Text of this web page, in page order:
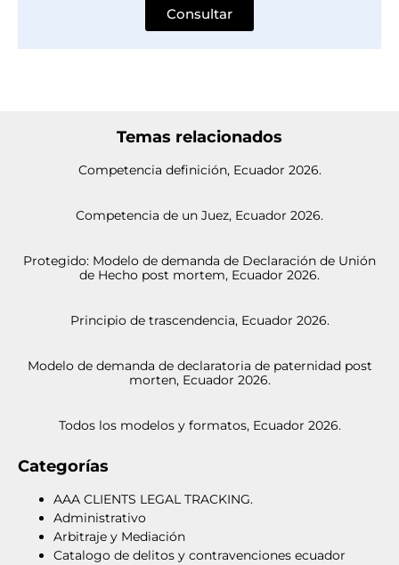
Consultar
Temas relacionados
Competencia definición, Ecuador 2026.
Competencia de un Juez, Ecuador 2026.
Protegido: Modelo de demanda de Declaración de Unión
de Hecho post mortem, Ecuador 2026.
Principio de trascendencia, Ecuador 2026.
Modelo de demanda de declaratoria de paternidad post
morten, Ecuador 2026.
Todos los modelos y formatos, Ecuador 2026.
Categorías
AAA CLIENTS LEGAL TRACKING.
Administrativo
Arbitraje y Mediación
Catalogo de delitos y contravenciones ecuador